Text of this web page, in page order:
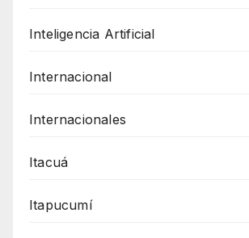
Inteligencia Artificial
Internacional
Internacionales
Itacuá
Itapucumí